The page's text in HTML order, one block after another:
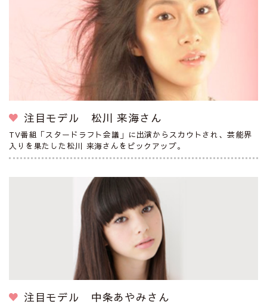
注目モデル 松川 来海さん
TV番組「スタードラフト会議」に出演からスカウトされ、芸能界
入りを果たした松川 来海さんをピックアップ。
注目モデル 中条あやみさん